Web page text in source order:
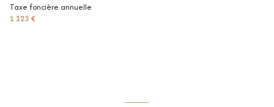
Taxe foncière annuelle
1 123 €